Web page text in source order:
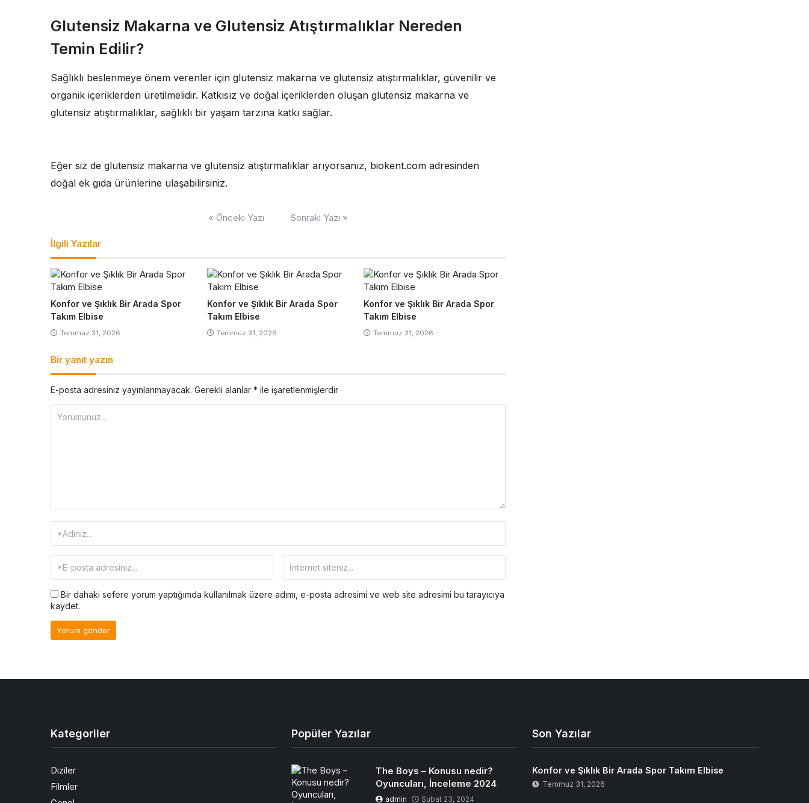
Glutensiz Makarna ve Glutensiz Atıştırmalıklar Nereden
Temin Edilir?
Sağlıklı beslenmeye önem verenler için glutensiz makarna ve glutensiz atıştırmalıklar, güvenilir ve
organik içeriklerden üretilmelidir. Katkısız ve doğal içeriklerden oluşan glutensiz makarna ve
glutensiz atıştırmalıklar, sağlıklı bir yaşam tarzına katkı sağlar.
Eğer siz de glutensiz makarna ve glutensiz atıştırmalıklar arıyorsanız, biokent.com adresinden
doğal ek gıda ürünlerine ulaşabilirsiniz.
« Önceki Yazı Sonraki Yazı »
İlgili Yazılar
Konfor ve Şıklık Bir Arada Spor
Takım Elbise
Temmuz 31, 2026
Konfor ve Şıklık Bir Arada Spor
Takım Elbise
Temmuz 31, 2026
Konfor ve Şıklık Bir Arada Spor
Takım Elbise
Temmuz 31, 2026
Bir yanıt yazın
E-posta adresiniz yayınlanmayacak. Gerekli alanlar * ile işaretlenmişlerdir
Bir dahaki sefere yorum yaptığımda kullanılmak üzere adımı, e-posta adresimi ve web site adresimi bu tarayıcıya
kaydet.
Kategoriler
Diziler
Filmler
Popüler Yazılar
The Boys – Konusu nedir?
Oyuncuları, İnceleme 2024
admin Şubat 23, 2024
Son Yazılar
Konfor ve Şıklık Bir Arada Spor Takım Elbise
Temmuz 31, 2026